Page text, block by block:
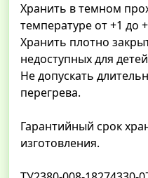
Хранить в темном
температуре от +1 до
Хранить плотно
недоступных для
Не допускать
перегрева.
Гарантийный срок
изготовления.